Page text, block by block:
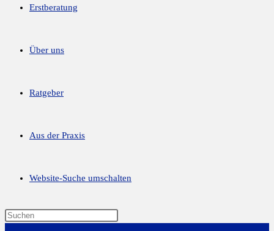
Erstberatung
Über uns
Ratgeber
Aus der Praxis
Website-Suche umschalten